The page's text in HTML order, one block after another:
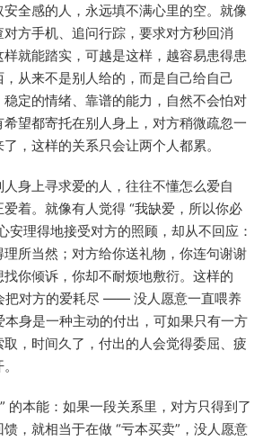
全感的人，永远填不满心里的空。就像
方手机、追问行踪，要求对方秒回消
就能踏实，可越是这样，越容易患得患
从来不是别人给的，而是自己给自己
定的情绪、靠谱的能力，自然不会怕对
望都寄托在别人身上，对方稍微疏忽一
，这样的关系只会让两个人都累。​
身上寻求爱的人，往往不懂怎么爱自
着。就像有人觉得 “我缺爱，所以你必
安理得地接受对方的照顾，却从不回应：
所当然；对方给你送礼物，你连句谢谢
你倾诉，你却不耐烦地敷衍。这样的
把对方的爱耗尽 —— 没人愿意一直喂养
本身是一种主动的付出，可如果只有一方
，时间久了，付出的人会觉得委屈、疲
的本能：如果一段关系里，对方只得到了
，就相当于在做 “亏本买卖”，没人愿意